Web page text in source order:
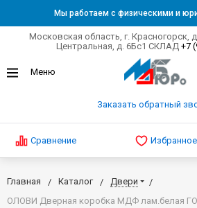
Мы работаем с физическими и
Московская область, г. Красногорск,
Центральная, д. 6Бс1 СКЛАД +7
Заказать обратный
Сравнение Избранное
Главная Каталог
Двери
ОЛОВИ Дверная коробка МДФ лам.белая